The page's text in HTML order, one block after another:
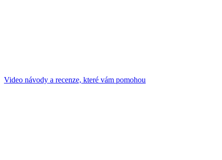
Video návody a recenze, které vám pomohou